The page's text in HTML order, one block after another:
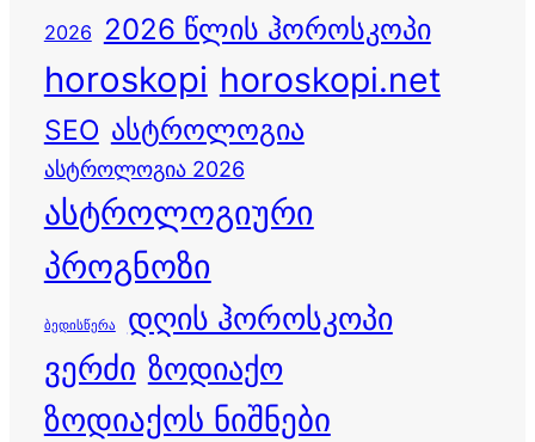
2026 2026 წლის ჰოროსკოპი
horoskopi horoskopi.net
SEO ასტროლოგია
ასტროლოგია 2026
ასტროლოგიური
პროგნოზი
ბედისწერა დღის ჰოროსკოპი
ვერძი ზოდიაქო
ზოდიაქოს ნიშნები